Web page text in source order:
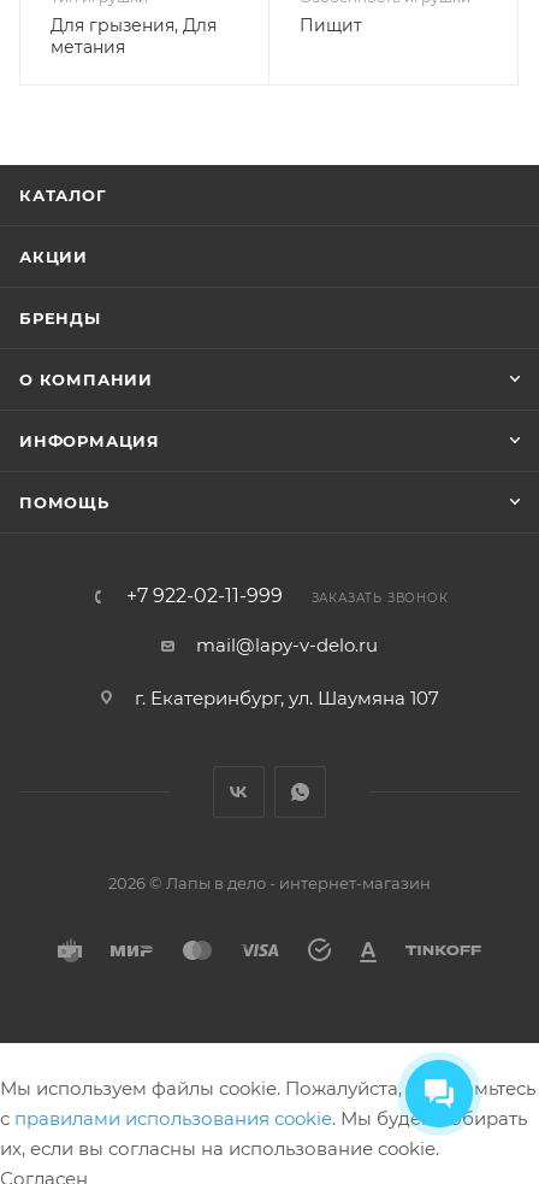
Для грызения, Для
метания
Пищит
КАТАЛОГ
АКЦИИ
БРЕНДЫ
О КОМПАНИИ
ИНФОРМАЦИЯ
ПОМОЩЬ
+7 922-02-11-999 ЗАКАЗАТЬ ЗВОНОК
mail@lapy-v-delo.ru
г. Екатеринбург, ул. Шаумяна 107
2026 © Лапы в дело - интернет-магазин
Мы используем файлы cookie. Пожалуйста, ознакомьтесь
с правилами использования cookie. Мы будем собирать
их, если вы согласны на использование cookie.
Согласен